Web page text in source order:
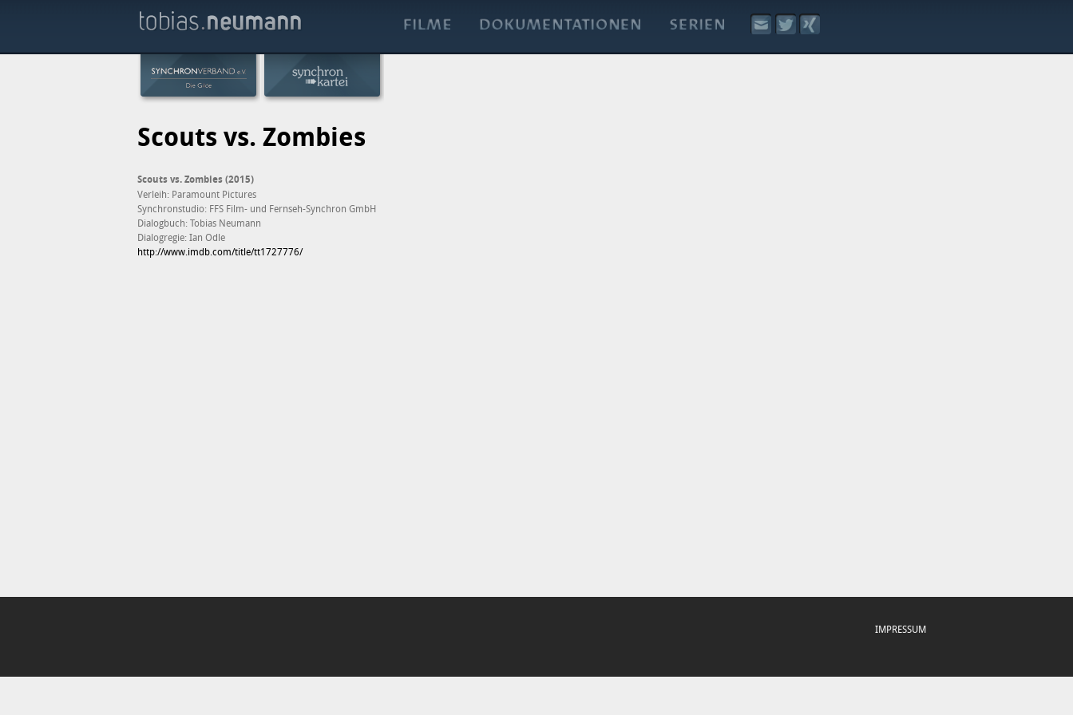
Scouts vs. Zombies
Scouts vs. Zombies (2015)
Verleih: Paramount Pictures
Synchronstudio: FFS Film- und Fernseh-Synchron GmbH
Dialogbuch: Tobias Neumann
Dialogregie: Ian Odle
http://www.imdb.com/title/tt1727776/
IMPRESSUM